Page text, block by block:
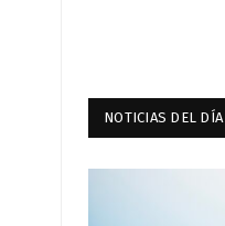
NOTICIAS DEL DÍA